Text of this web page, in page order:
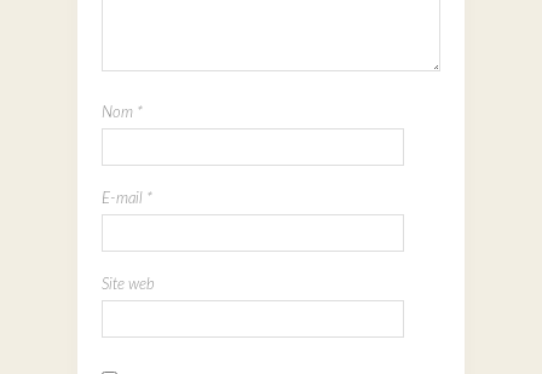
Nom *
E-mail *
Site web